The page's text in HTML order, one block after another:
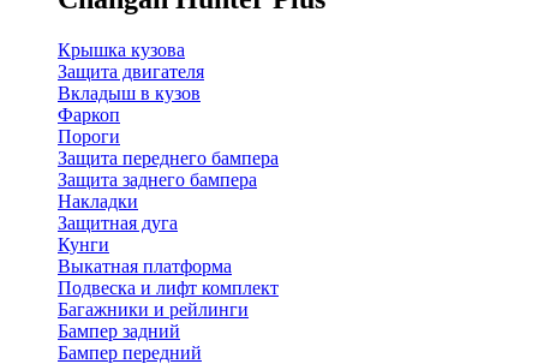
Крышка кузова
Защита двигателя
Вкладыш в кузов
Фаркоп
Пороги
Защита переднего бампера
Защита заднего бампера
Накладки
Защитная дуга
Кунги
Выкатная платформа
Подвеска и лифт комплект
Багажники и рейлинги
Бампер задний
Бампер передний